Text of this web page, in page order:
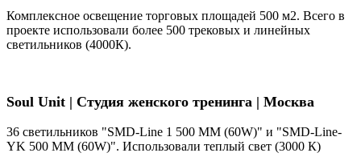
Комплексное освещение торговых площадей 500 м2. Всего в
проекте использовали более 500 трековых и линейных
светильников (4000К).
Soul Unit | Студия женского тренинга | Москва
36 светильников "SMD-Line 1 500 ММ (60W)" и "SMD-Line-
YK 500 ММ (60W)". Использовали теплый свет (3000 К)